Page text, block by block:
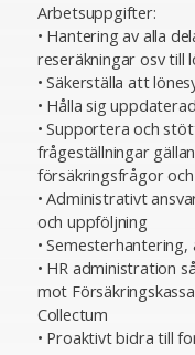
Arbetsuppgifter:
• Hantering av alla
reseräkningar osv till
• Säkerställa att
• Hålla sig
• Supportera och
frågeställningar
försäkringsfrågor
• Administrativt
och uppföljning
•
• HR administration
mot
Collectum
• Proaktivt bidra till